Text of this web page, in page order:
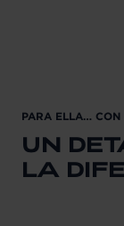
PARA ELLA… CON
UN
LA